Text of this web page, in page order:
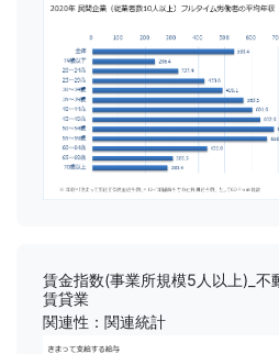
賃金指数(事業所規模5人以上)_不
賃貸業
関連性：関連統計